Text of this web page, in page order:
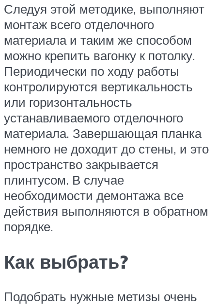
Следуя этой методике, выполняют
монтаж всего отделочного
материала и таким же способом
можно крепить вагонку к потолку.
Периодически по ходу работы
контролируются вертикальность
или горизонтальность
устанавливаемого отделочного
материала. Завершающая планка
немного не доходит до стены, и это
пространство закрывается
плинтусом. В случае
необходимости демонтажа все
действия выполняются в обратном
порядке.
Как выбрать?
Подобрать нужные метизы очень